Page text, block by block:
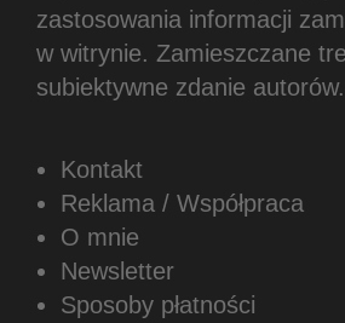
zastosowania informacji
w witrynie. Zamieszczane
subiektywne zdanie autorów.
Kontakt
Reklama / Współpraca
O mnie
Newsletter
Sposoby płatności